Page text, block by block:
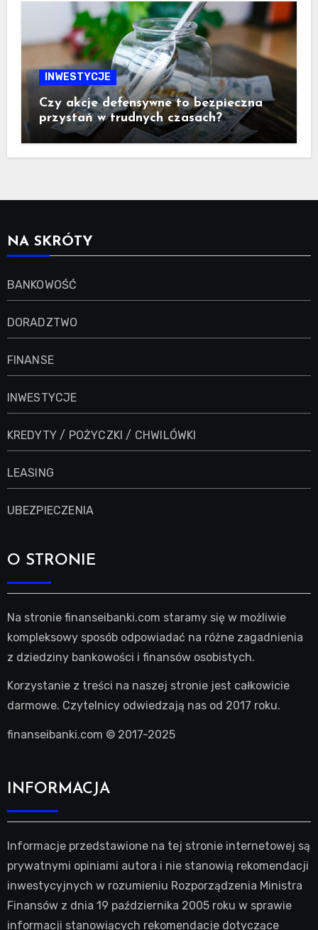
INWESTYCJE
Czy akcje defensywne to bezpieczna
przystań w trudnych czasach?
NA SKRÓTY
BANKOWOŚĆ
DORADZTWO
FINANSE
INWESTYCJE
KREDYTY / POŻYCZKI / CHWILÓWKI
LEASING
UBEZPIECZENIA
O STRONIE
Na stronie finanseibanki.com staramy się w możliwie
kompleksowy sposób odpowiadać na różne zagadnienia
z dziedziny bankowości i finansów osobistych.
Korzystanie z treści na naszej stronie jest całkowicie
darmowe. Czytelnicy odwiedzają nas od 2017 roku.
finanseibanki.com © 2017-2025
INFORMACJA
Informacje przedstawione na tej stronie internetowej są
prywatnymi opiniami autora i nie stanowią rekomendacji
inwestycyjnych w rozumieniu Rozporządzenia Ministra
Finansów z dnia 19 października 2005 roku w sprawie
informacji stanowiących rekomendacje dotyczące